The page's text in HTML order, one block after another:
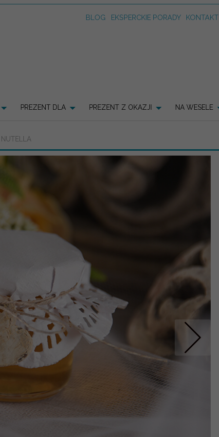
BLOG EKSPERCKIE PORADY KONTAKT
PREZENT DLA PREZENT Z OKAZJI NA WESELE
Nastepne